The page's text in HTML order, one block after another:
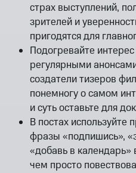
страх выступлений,
зрителей и
пригодятся для
Подогревайте
регулярными
создатели тизеров
понемногу о самом
и суть оставьте для
В постах используйте
фразы «подпишись»,
«добавь в
чем просто